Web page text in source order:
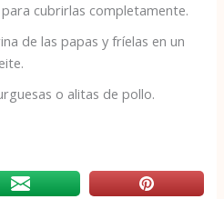
cubrirlas completamente.
de las papas y fríelas en un
o alitas de pollo.